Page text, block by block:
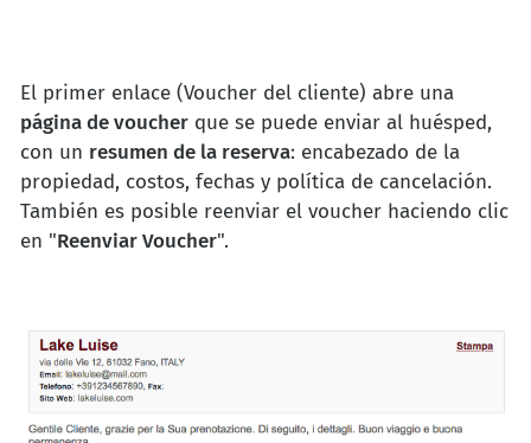
El primer enlace (Voucher del cliente) abre una
página de voucher que se puede enviar al huésped,
con un resumen de la reserva: encabezado de la
propiedad, costos, fechas y política de cancelación.
También es posible reenviar el voucher haciendo clic
en "Reenviar Voucher".